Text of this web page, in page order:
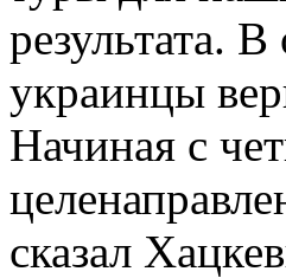
результата.
украинцы
Начиная с
сказал